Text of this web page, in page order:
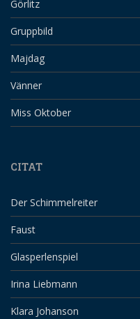
Görlitz
Gruppbild
Majdag
Vänner
Miss Oktober
CITAT
Der Schimmelreiter
Faust
Glasperlenspiel
Irina Liebmann
Klara Johanson